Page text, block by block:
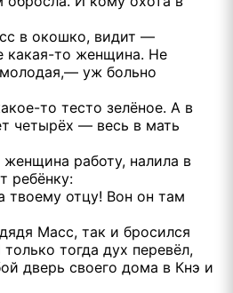
в окошко, видит —
какая-то женщина. Не
уж больно
то тесто зелёное. А в
четырёх — весь в мать
работу, налила в
ребёнку:
отцу! Вон он там
Масс, так и бросился
тогда дух перевёл,
дверь своего дома в Кнэ и